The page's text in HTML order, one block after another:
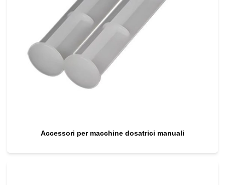
Accessori per macchine dosatrici manuali